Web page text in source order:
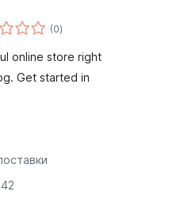
(0укупних
оцена
)
online store right
Get started in